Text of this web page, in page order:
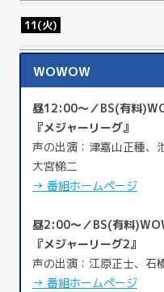
11(火)
WOWOW
昼12:00～／BS(有料
『メジャーリーグ』
声の出演：津嘉山正種、
大宮悌二
→ 番組ホームページ
昼2:00～／BS(有料
『メジャーリーグ2』
声の出演：江原正士、石
→ 番組ホームページ